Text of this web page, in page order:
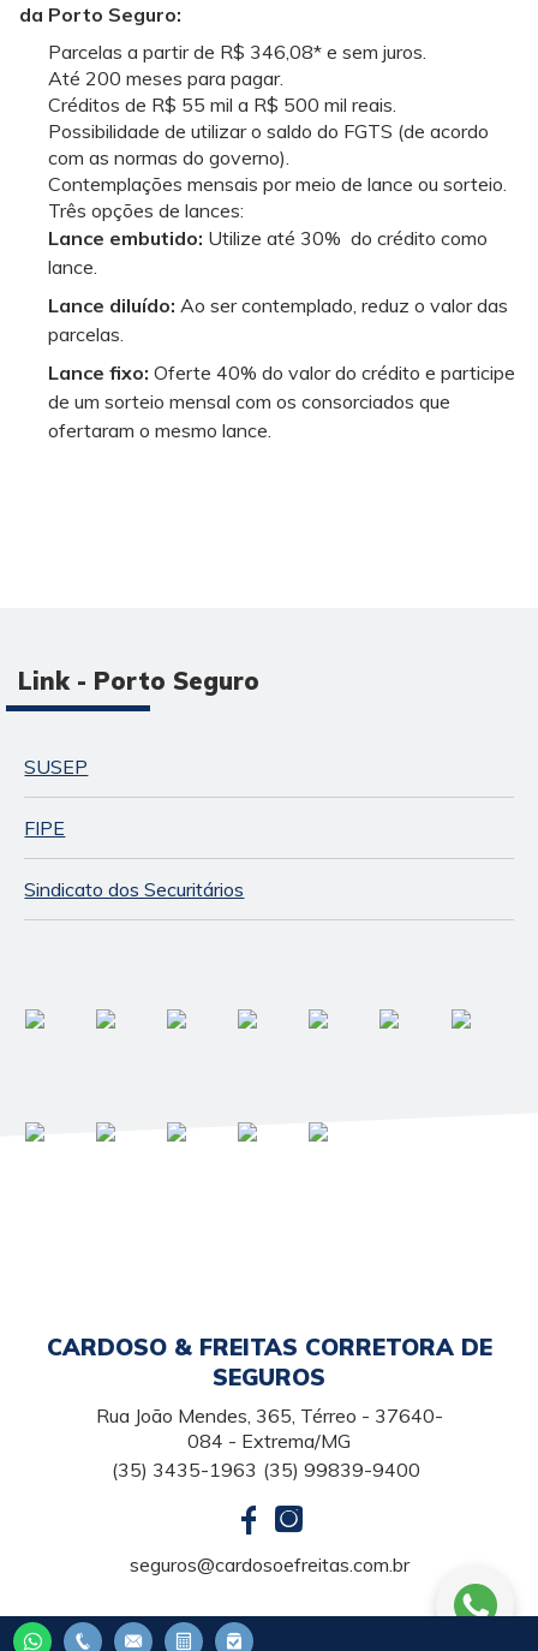
da Porto Seguro:
Parcelas a partir de R$ 346,08* e sem juros.
Até 200 meses para pagar.
Créditos de R$ 55 mil a R$ 500 mil reais.
Possibilidade de utilizar o saldo do FGTS (de acordo
com as normas do governo).
Contemplações mensais por meio de lance ou sorteio.
Três opções de lances:
Lance embutido: Utilize até 30% do crédito como
lance.
Lance diluído: Ao ser contemplado, reduz o valor das
parcelas.
Lance fixo: Oferte 40% do valor do crédito e participe
de um sorteio mensal com os consorciados que
ofertaram o mesmo lance.
Link - Porto Seguro
SUSEP
FIPE
Sindicato dos Securitários
CARDOSO & FREITAS CORRETORA DE
SEGUROS
Rua João Mendes, 365, Térreo - 37640-
084 - Extrema/MG
(35) 3435-1963 (35) 99839-9400
seguros@cardosoefreitas.com.br